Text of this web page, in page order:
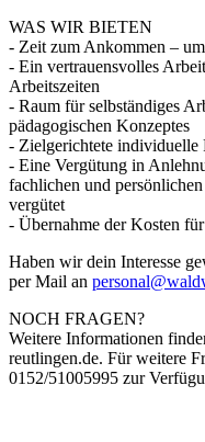
WAS WIR BIETEN
- Zeit zum Ankommen –
- Ein vertrauensvolles
Arbeitszeiten
- Raum für selbständiges
pädagogischen Konzeptes
- Zielgerichtete individuelle
- Eine Vergütung in
fachlichen und
vergütet
- Übernahme der Kosten
Haben wir dein Interesse
per Mail an
NOCH FRAGEN?
Weitere Informationen
reutlingen.de. Für weitere
0152/51005995 zur